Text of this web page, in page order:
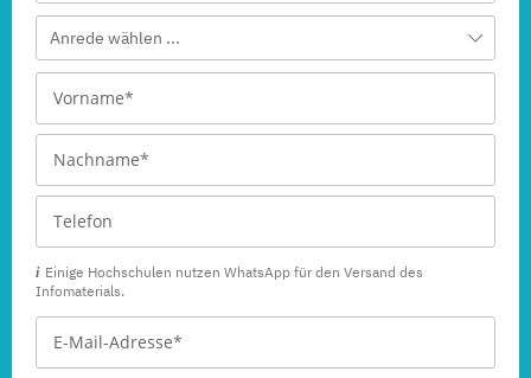
Anrede wählen ...
Einige Hochschulen nutzen WhatsApp für den Versand des
Infomaterials.